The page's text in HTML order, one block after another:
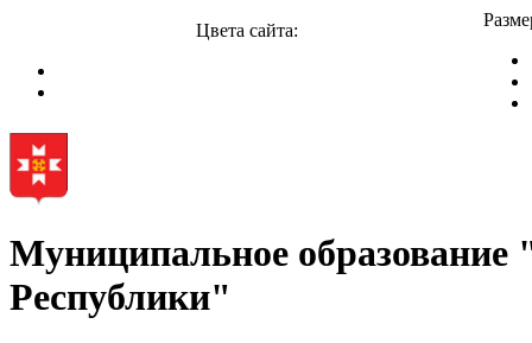
Цвета сайта:
Муниципальное
Республики"